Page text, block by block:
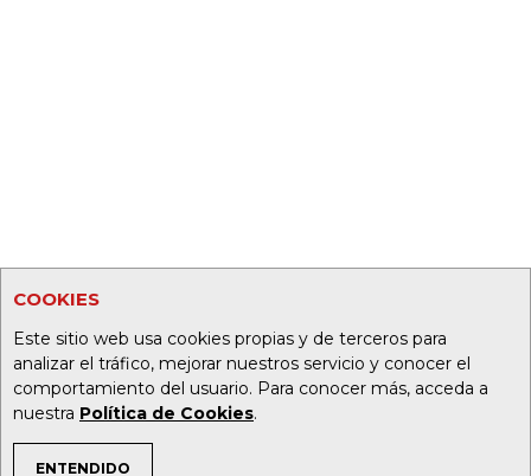
COOKIES
Este sitio web usa cookies propias y de terceros para
analizar el tráfico, mejorar nuestros servicio y conocer el
comportamiento del usuario. Para conocer más, acceda a
nuestra Política de Cookies.
ENTENDIDO